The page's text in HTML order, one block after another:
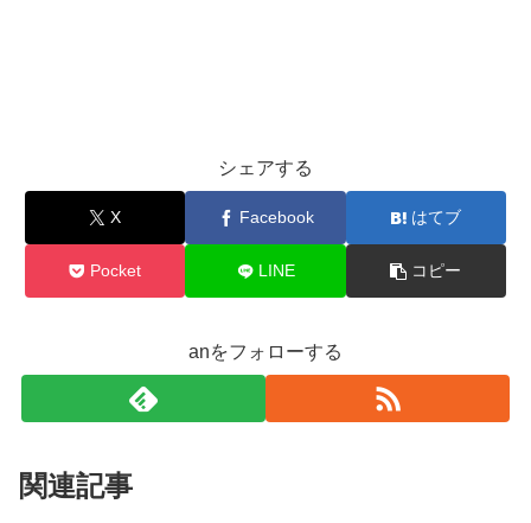
シェアする
X Facebook はてブ
Pocket LINE コピー
anをフォローする
関連記事